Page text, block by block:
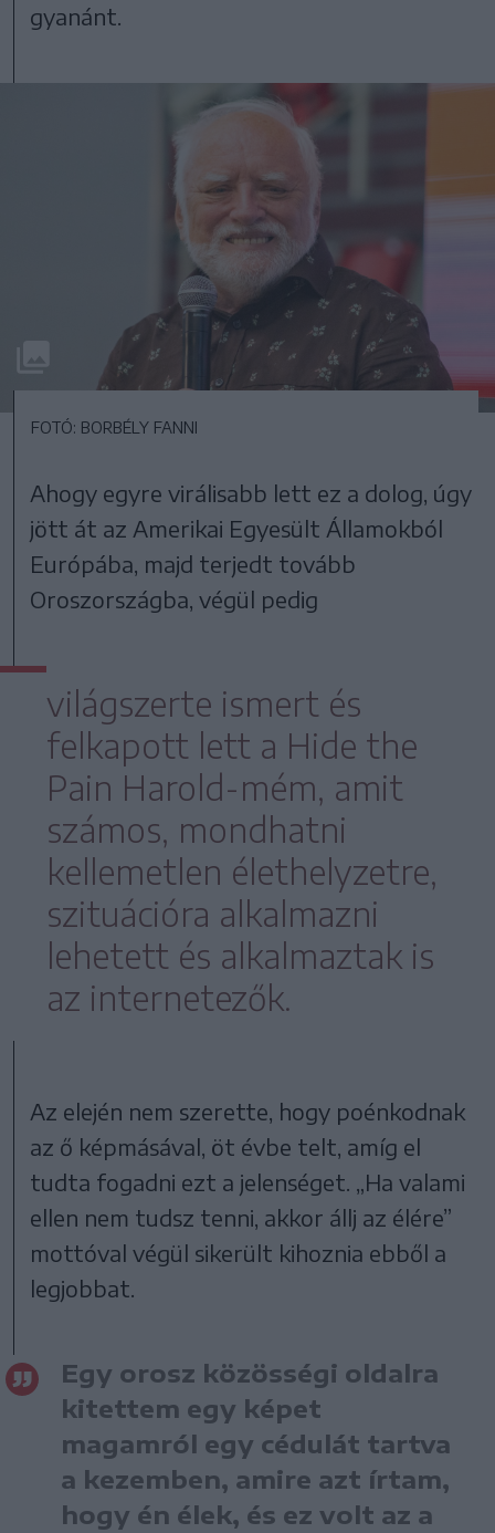
gyanánt.
FOTÓ: BORBÉLY FANNI
Ahogy egyre virálisabb lett ez a dolog, úgy
jött át az Amerikai Egyesült Államokból
Európába, majd terjedt tovább
Oroszországba, végül pedig
világszerte ismert és
felkapott lett a Hide the
Pain Harold-mém, amit
számos, mondhatni
kellemetlen élethelyzetre,
szituációra alkalmazni
lehetett és alkalmaztak is
az internetezők.
Az elején nem szerette, hogy poénkodnak
az ő képmásával, öt évbe telt, amíg el
tudta fogadni ezt a jelenséget. „Ha valami
ellen nem tudsz tenni, akkor állj az élére”
mottóval végül sikerült kihoznia ebből a
legjobbat.
Egy orosz közösségi oldalra
kitettem egy képet
magamról egy cédulát tartva
a kezemben, amire azt írtam,
hogy én élek, és ez volt az a